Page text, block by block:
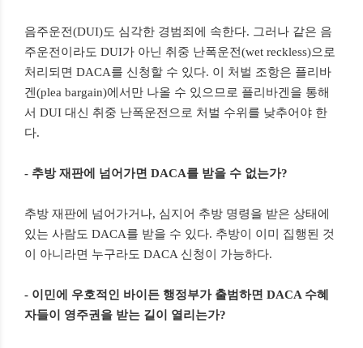
음주운전(DUI)도 심각한 경범죄에 속한다. 그러나 같은 음
주운전이라도 DUI가 아닌 취중 난폭운전(wet reckless)으로
처리되면 DACA를 신청할 수 있다. 이 처벌 조항은 플리바
겐(plea bargain)에서만 나올 수 있으므로 플리바겐을 통해
서 DUI 대신 취중 난폭운전으로 처벌 수위를 낮추어야 한
다.
- 추방 재판에 넘어가면 DACA를 받을 수 없는가?
추방 재판에 넘어가거나, 심지어 추방 명령을 받은 상태에
있는 사람도 DACA를 받을 수 있다. 추방이 이미 집행된 것
이 아니라면 누구라도 DACA 신청이 가능하다.
- 이민에 우호적인 바이든 행정부가 출범하면 DACA 수혜
자들이 영주권을 받는 길이 열리는가?